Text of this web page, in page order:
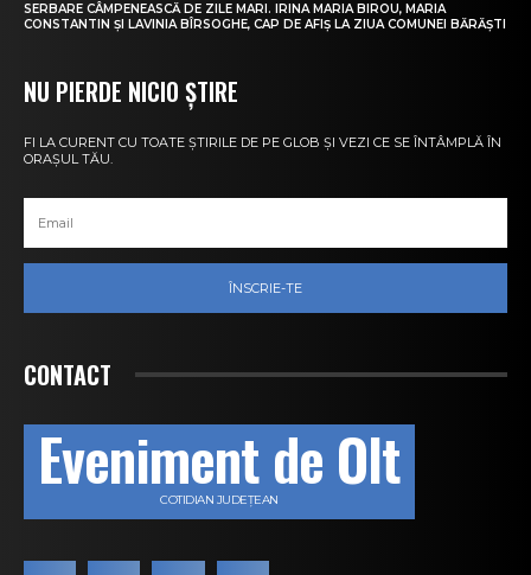
SERBARE CÂMPENEASCĂ DE ZILE MARI. IRINA MARIA BIROU, MARIA
CONSTANTIN ȘI LAVINIA BÎRSOGHE, CAP DE AFIȘ LA ZIUA COMUNEI BĂRĂȘTI
NU PIERDE NICIO ȘTIRE
FI LA CURENT CU TOATE ȘTIRILE DE PE GLOB ȘI VEZI CE SE ÎNTÂMPLĂ ÎN
ORAȘUL TĂU.
ÎNSCRIE-TE
CONTACT
Eveniment de Olt
COTIDIAN JUDEȚEAN